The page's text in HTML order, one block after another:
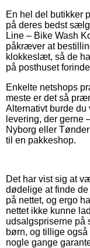
En hel del butikker
på deres bedst
Line – Bike Wash
påkræver at
klokkeslæt, så de
på posthuset
Enkelte netshops
meste er det så
Alternativt burde
levering, der gerne
Nyborg eller
til en pakkeshop.
Det har vist sig at
dødelige at finde
på nettet, og ergo
nettet ikke kunne
udsalgspriserne på
børn, og tillige
nogle gange